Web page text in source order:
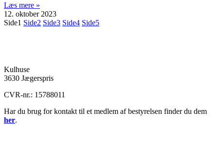
Læs mere »
12. oktober 2023
Side1 Side2 Side3 Side4 Side5
Kulhuse
3630 Jægerspris
CVR-nr.: 15788011
Har du brug for kontakt til et medlem af bestyrelsen finder du dem
her.